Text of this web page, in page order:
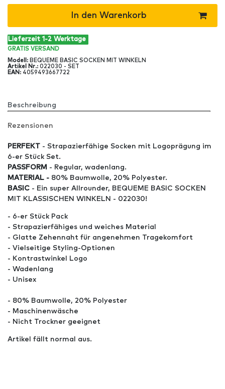
In den Warenkorb
Lieferzeit 1-2 Werktage
GRATIS VERSAND
Modell : BEQUEME BASIC SOCKEN MIT WINKELN
Artikel Nr.: 022030 - SET
EAN : 4059493667722
Beschreibung
Rezensionen
PERFEKT - Strapazierfähige Socken mit Logoprägung im
6-er Stück Set.
PASSFORM - Regular, wadenlang.
MATERIAL - 80% Baumwolle, 20% Polyester.
BASIC - Ein super Allrounder, BEQUEME BASIC SOCKEN
MIT KLASSISCHEN WINKELN - 022030!
- 6-er Stück Pack
- Strapazierfähiges und weiches Material
- Glatte Zehennaht für angenehmen Tragekomfort
- Vielseitige Styling-Optionen
- Kontrastwinkel Logo
- Wadenlang
- Unisex
- 80% Baumwolle, 20% Polyester
- Maschinenwäsche
- Nicht Trockner geeignet
Artikel fällt normal aus.